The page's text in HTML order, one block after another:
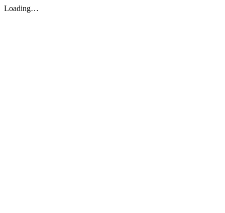
Loading…